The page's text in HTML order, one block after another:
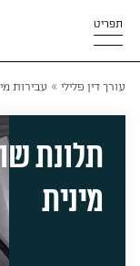
תפריט
עורך דין פלילי » עבירות
תלונת
מינית